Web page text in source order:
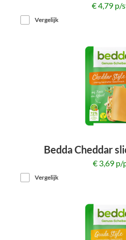
€ 4,79 p/
Vergelijk
Bedda Cheddar
€ 3,69 p/
Vergelijk